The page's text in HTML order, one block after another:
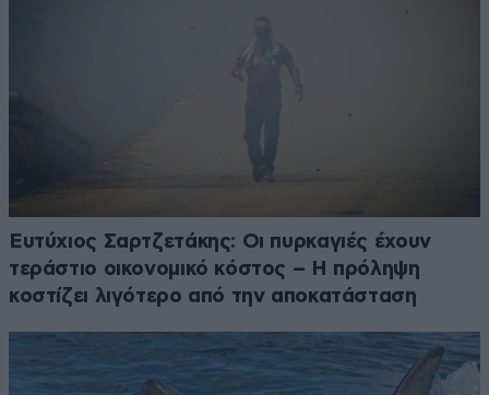
Ευτύχιος Σαρτζετάκης: Οι πυρκαγιές έχουν
τεράστιο οικονομικό κόστος – Η πρόληψη
κοστίζει λιγότερο από την αποκατάσταση